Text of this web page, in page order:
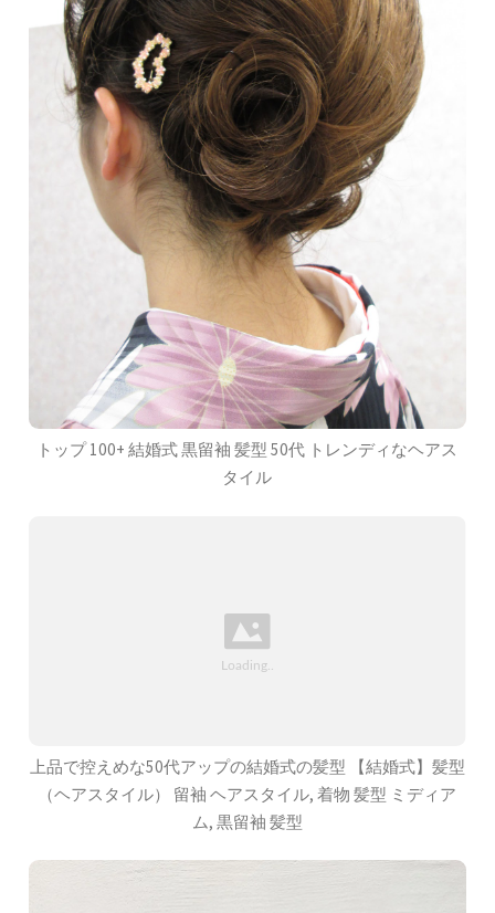
トップ 100+ 結婚式 黒留袖 髪型 50代 トレンディなヘアス
タイル
上品で控えめな50代アップの結婚式の髪型 【結婚式】髪型
（ヘアスタイル） 留袖 ヘアスタイル, 着物 髪型 ミディア
ム, 黒留袖 髪型